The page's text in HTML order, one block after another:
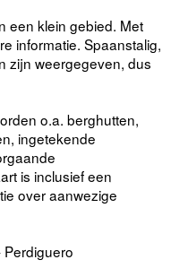
een klein gebied. Met
informatie. Spaanstalig,
zijn weergegeven, dus
o.a. berghutten,
ingetekende
is inclusief een
over aanwezige